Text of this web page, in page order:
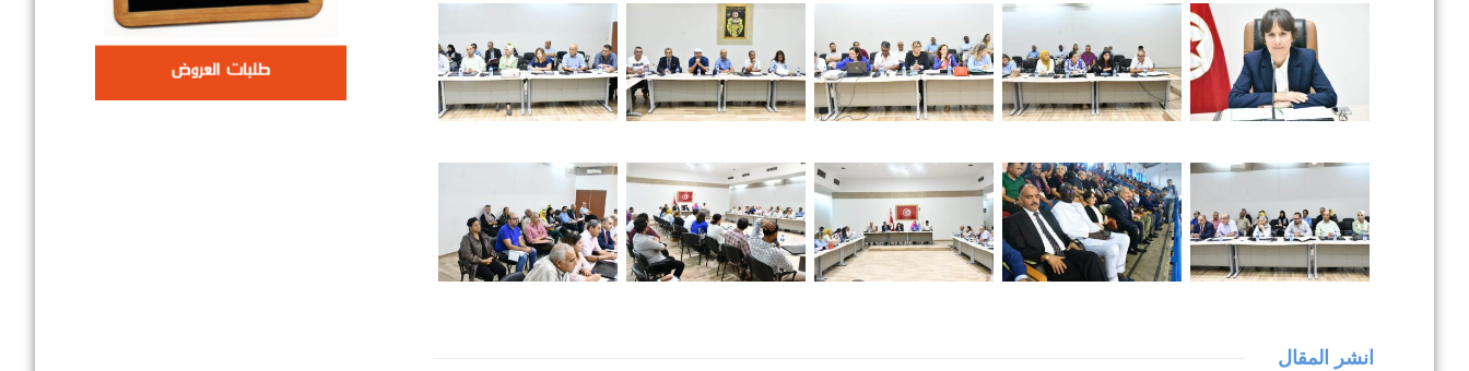
انشر المقال